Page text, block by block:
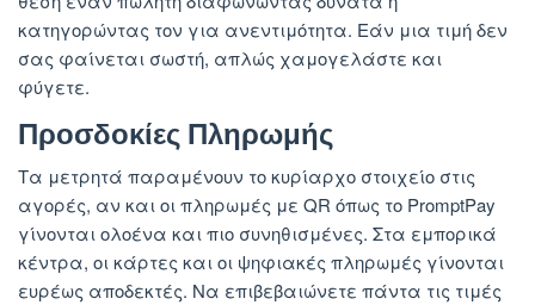
κατηγορώντας τον για ανεντιμότητα. Εάν μια τιμή δεν
σας φαίνεται σωστή, απλώς χαμογελάστε και
φύγετε.
Προσδοκίες Πληρωμής
Τα μετρητά παραμένουν το κυρίαρχο στοιχείο στις
αγορές, αν και οι πληρωμές με QR όπως το PromptPay
γίνονται ολοένα και πιο συνηθισμένες. Στα εμπορικά
κέντρα, οι κάρτες και οι ψηφιακές πληρωμές γίνονται
ευρέως αποδεκτές. Να επιβεβαιώνετε πάντα τις τιμές